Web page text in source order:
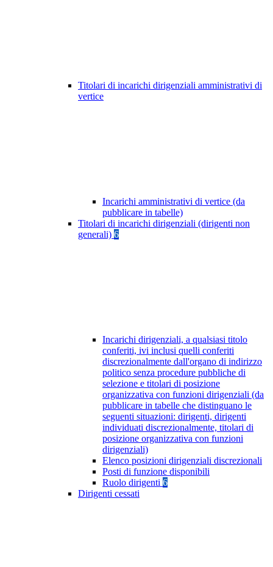
Titolari di incarichi dirigenziali amministrativi di
vertice
Incarichi amministrativi di vertice (da
pubblicare in tabelle)
Titolari di incarichi dirigenziali (dirigenti non
generali) 6
Incarichi dirigenziali, a qualsiasi titolo
conferiti, ivi inclusi quelli conferiti
discrezionalmente dall'organo di indirizzo
politico senza procedure pubbliche di
selezione e titolari di posizione
organizzativa con funzioni dirigenziali (da
pubblicare in tabelle che distinguano le
seguenti situazioni: dirigenti, dirigenti
individuati discrezionalmente, titolari di
posizione organizzativa con funzioni
dirigenziali)
Elenco posizioni dirigenziali discrezionali
Posti di funzione disponibili
Ruolo dirigenti 6
Dirigenti cessati